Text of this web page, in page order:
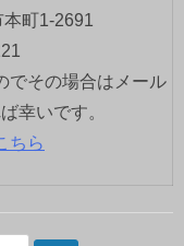
町1-2691
でその場合はメール
幸いです。
ちら